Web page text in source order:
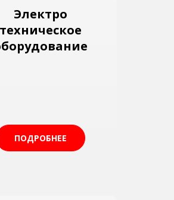
Электро
техническое
ПОДРОБНЕЕ